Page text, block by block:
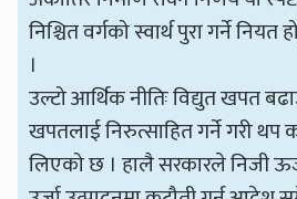
निश्चित वर्गको स्वार्थ पुरा गर्ने
।
उल्टो आर्थिक नीतिः विद्युत खपत
खपतलाई निरुत्साहित गर्ने गरी थप
लिएको छ । हालै सरकारले निजी